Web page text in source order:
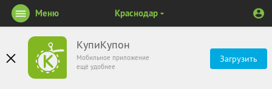
КупиКупон
Мобильное приложение
ещё удобнее
Загрузить
Меню Краснодар